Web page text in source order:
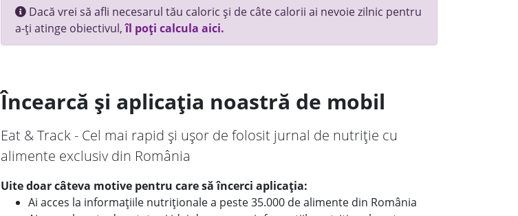
Dacă vrei să afli necesarul tău caloric și de câte calorii ai nevoie zilnic pentru
a-ți atinge obiectivul,îl poți calcula aici.
Încearcă și aplicația noastră de mobil
Eat & Track - Cel mai rapid și ușor de folosit jurnal de nutriție cu
alimente exclusiv din România
Uite doar câteva motive pentru care să încerci aplicația:
Ai acces la informațiile nutriționale a peste 35.000 de alimente din România